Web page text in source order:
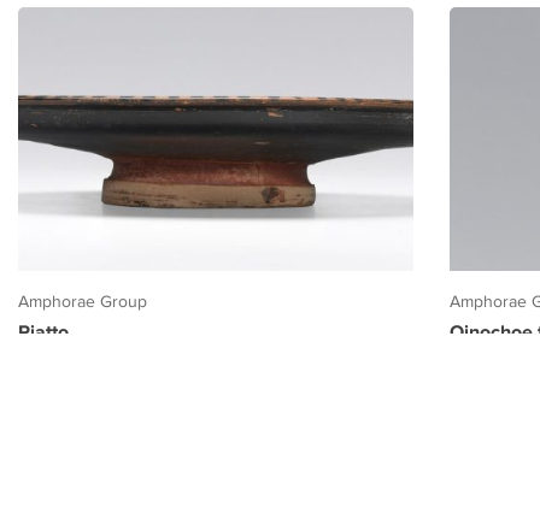
Amphorae Group
Piatto
Amphorae
Oinochoe